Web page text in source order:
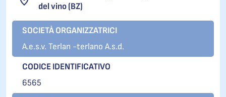
del vino (BZ)
SOCIETÀ ORGANIZZATRICI
A.e.s.v. Terlan -terlano A.s.d.
CODICE IDENTIFICATIVO
6565